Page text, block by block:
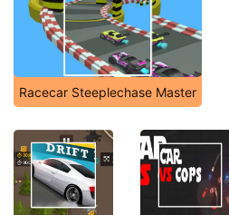
Racecar Steeplechase Master